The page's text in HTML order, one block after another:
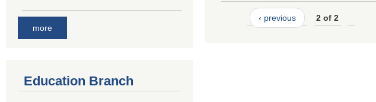
more
Education Branch
‹ previous 2 of 2